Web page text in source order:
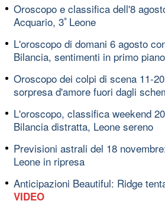
Oroscopo e classifica dell'8
Acquario, 3ﾟLeone
L'oroscopo di domani 6 agosto
Bilancia, sentimenti in primo piano
Oroscopo dei colpi di scena 11-
sorpresa d'amore fuori dagli
L'oroscopo, classifica weekend
Bilancia distratta, Leone sereno
Previsioni astrali del 18
Leone in ripresa
Anticipazioni Beautiful: Ridge
VIDEO